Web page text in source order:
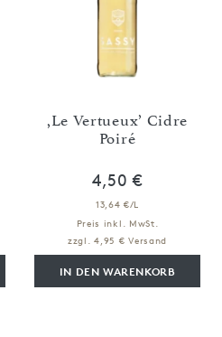
,Le Vertueux’ Cidre
Poiré
4,50 €
13,64 €/L
Preis inkl. MwSt.
zzgl. 4,95 € Versand
IN DEN WARENKORB